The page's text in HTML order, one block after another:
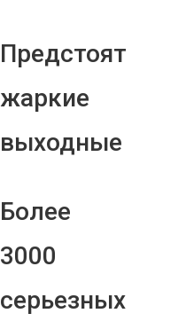
Предстоят
жаркие
выходные
Более
3000
серьезных